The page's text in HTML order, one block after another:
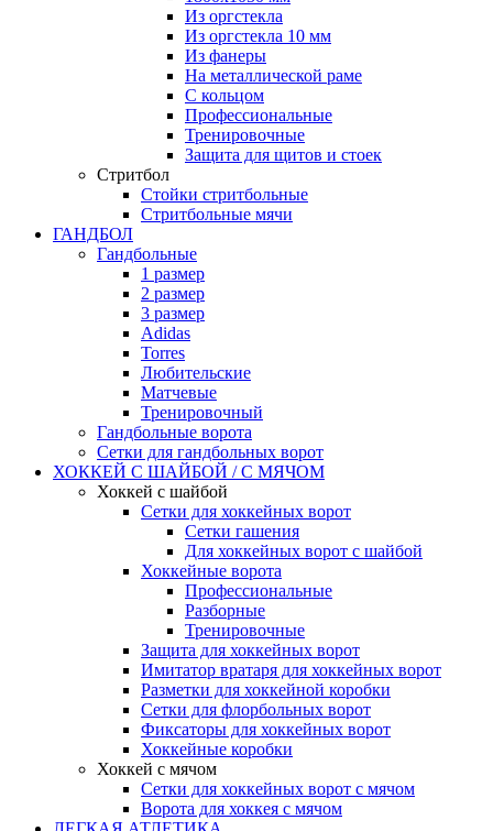
Из оргстекла
Из оргстекла 10 мм
Из фанеры
На металлической раме
С кольцом
Профессиональные
Тренировочные
Защита для щитов и стоек
Стритбол
Стойки стритбольные
Стритбольные мячи
ГАНДБОЛ
Гандбольные
1 размер
2 размер
3 размер
Adidas
Torres
Любительские
Матчевые
Тренировочный
Гандбольные ворота
Сетки для гандбольных ворот
ХОККЕЙ С ШАЙБОЙ / С МЯЧОМ
Хоккей с шайбой
Сетки для хоккейных ворот
Сетки гашения
Для хоккейных ворот с шайбой
Хоккейные ворота
Профессиональные
Разборные
Тренировочные
Защита для хоккейных ворот
Имитатор вратаря для хоккейных ворот
Разметки для хоккейной коробки
Сетки для флорбольных ворот
Фиксаторы для хоккейных ворот
Хоккейные коробки
Хоккей с мячом
Сетки для хоккейных ворот с мячом
Ворота для хоккея с мячом